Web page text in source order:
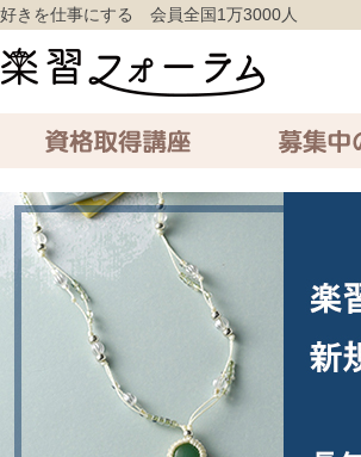
好きを仕事にする 会員全国1万3000人